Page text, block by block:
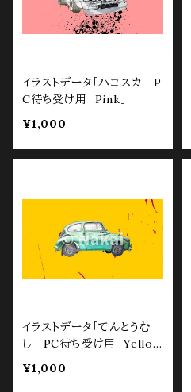
イラストデータ「ハコスカ P
C待ち受け用 Pink」
¥1,000
イラストデータ「てんとうむ
し PC待ち受け用 Yello
¥1,000